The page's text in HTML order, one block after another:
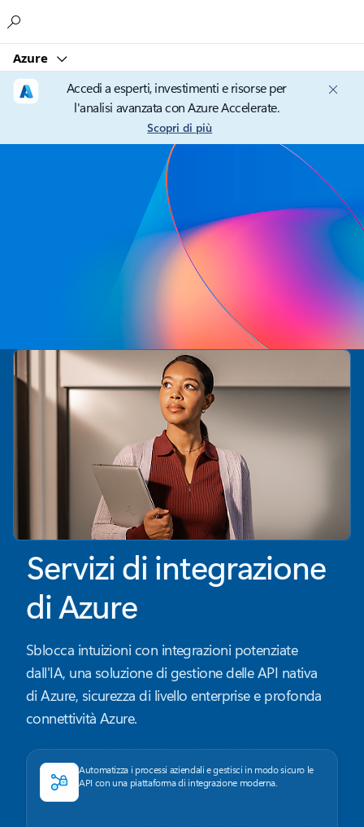
Azure
Accedi a esperti, investimenti e risorse per
l'analisi avanzata con Azure Accelerate.
Scopri di più
Servizi di integrazione
di Azure
Sblocca intuizioni con integrazioni potenziate
dall'IA, una soluzione di gestione delle API nativa
di Azure, sicurezza di livello enterprise e profonda
connettività Azure.
Automatizza i processi aziendali e gestisci in modo sicuro le
API con una piattaforma di integrazione moderna.